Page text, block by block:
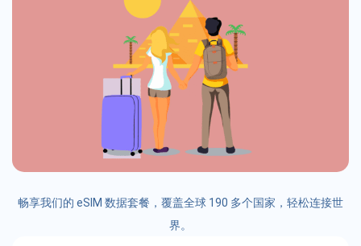
畅享我们的 eSIM 数据套餐，覆盖全球 190 多个国家，轻松连接世
界。